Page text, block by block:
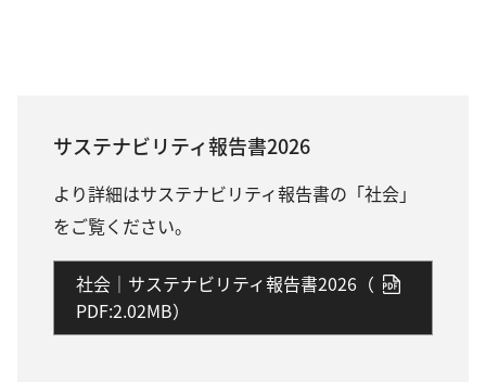
サステナビリティ報告書2026
より詳細はサステナビリティ報告書の「社会」
をご覧ください。
社会｜サステナビリティ報告書2026（
PDF:2.02MB）